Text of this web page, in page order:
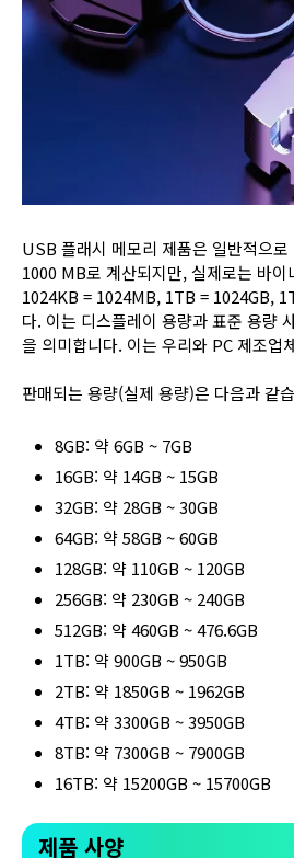
USB 플래시 메모리 제품은 일반적으
1000 MB로 계산되지만, 실제로는 바
1024KB = 1024MB, 1TB = 1024GB,
다. 이는 디스플레이 용량과 표준 용량
을 의미합니다. 이는 우리와 PC 제조업
판매되는 용량(실제 용량)은 다음과 같
8GB: 약 6GB ~ 7GB
16GB: 약 14GB ~ 15GB
32GB: 약 28GB ~ 30GB
64GB: 약 58GB ~ 60GB
128GB: 약 110GB ~ 120GB
256GB: 약 230GB ~ 240GB
512GB: 약 460GB ~ 476.6GB
1TB: 약 900GB ~ 950GB
2TB: 약 1850GB ~ 1962GB
4TB: 약 3300GB ~ 3950GB
8TB: 약 7300GB ~ 7900GB
16TB: 약 15200GB ~ 15700GB
제품 사양